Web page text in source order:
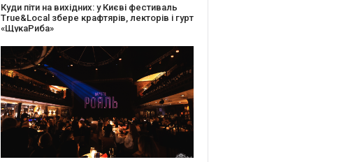
27 років музичної історії: Caribbean Club
відсвяткує День Народження серією
благодійних подій